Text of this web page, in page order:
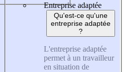
Entreprise adaptée
Qu'est-ce qu'une
entreprise adaptée
?
L'entreprise adaptée
permet à un travailleur
en situation de